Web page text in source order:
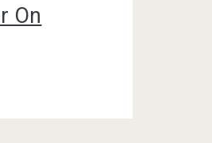
On